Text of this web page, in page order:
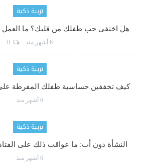
تربية ذكية
هل اختفى حب طفلك من قلبك؟ ما العمل كي
6 أشهر منذ 0
تربية ذكية
كيف تخففين حساسية طفلك المفرطة على
6 أشهر منذ
تربية ذكية
النشأة دون أب: ما عواقب ذلك على
6 أشهر منذ